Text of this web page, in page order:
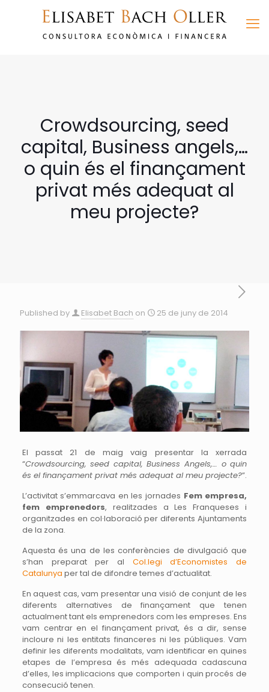
Crowdsourcing, seed
capital, Business angels,…
o quin és el finançament
privat més adequat al
meu projecte?
Published by Elisabet Bach on 25 de juny de 2014
El passat 21 de maig vaig presentar la xerrada
“Crowdsourcing, seed capital, Business Angels,… o quin
és el finançament privat més adequat al meu projecte?”.
L’activitat s’emmarcava en les jornades Fem empresa,
fem emprenedors, realitzades a Les Franqueses i
organitzades en col·laboració per diferents Ajuntaments
de la zona.
Aquesta és una de les conferències de divulgació que
s’han preparat per al Col.legi d’Economistes de
Catalunya per tal de difondre temes d’actualitat.
En aquest cas, vam presentar una visió de conjunt de les
diferents alternatives de finançament que tenen
actualment tant els emprenedors com les empreses. Ens
vam centrar en el finançament privat, és a dir, sense
incloure ni les entitats financeres ni les públiques. Vam
definir les diferents modalitats, vam identificar en quines
etapes de l’empresa és més adequada cadascuna
d’elles, les implicacions que comporten i quin procés de
consecució tenen.